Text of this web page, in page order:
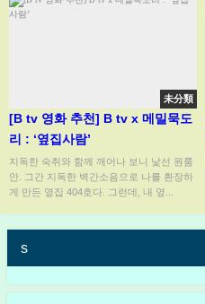
未分類
[B tv 영화 추천] B tv x 메밀묵도
리 : ‘옆집사람’
지독한 숙취와 함께 깨어나 보니 낯선 원룸
안. 그간 지독한 벽간소음으로 나를 환장하
게 만든 옆집 404호다. 그런데, 내 옆...
s